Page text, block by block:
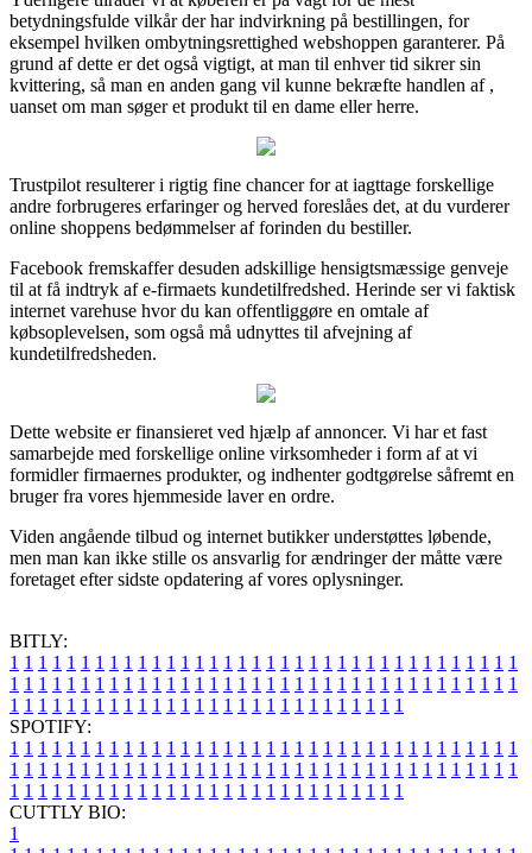
betydningsfulde vilkår der har indvirkning på bestillingen, for
eksempel hvilken ombytningsrettighed webshoppen garanterer. På
grund af dette er det også vigtigt, at man til enhver tid sikrer sin
kvittering, så man en anden gang vil kunne bekræfte handlen af ,
uanset om man søger et produkt til en dame eller herre.
Trustpilot resulterer i rigtig fine chancer for at iagttage forskellige
andre forbrugeres erfaringer og herved foreslåes det, at du vurderer
online shoppens bedømmelser af forinden du bestiller.
Facebook fremskaffer desuden adskillige hensigtsmæssige genveje
til at få indtryk af e-firmaets kundetilfredshed. Herinde ser vi faktisk
internet varehuse hvor du kan offentliggøre en omtale af
købsoplevelsen, som også må udnyttes til afvejning af
kundetilfredsheden.
Dette website er finansieret ved hjælp af annoncer. Vi har et fast
samarbejde med forskellige online virksomheder i form af at vi
formidler firmaernes produkter, og indhenter godtgørelse såfremt en
bruger fra vores hjemmeside laver en ordre.
Viden angående tilbud og internet butikker understøttes løbende,
men man kan ikke stille os ansvarlig for ændringer der måtte være
foretaget efter sidste opdatering af vores oplysninger.
BITLY:
1 1 1 1 1 1 1 1 1 1 1 1 1 1 1 1 1 1 1 1 1 1 1 1 1 1 1 1 1 1 1 1 1 1 1 1
1 1 1 1 1 1 1 1 1 1 1 1 1 1 1 1 1 1 1 1 1 1 1 1 1 1 1 1 1 1 1 1 1 1 1 1
1 1 1 1 1 1 1 1 1 1 1 1 1 1 1 1 1 1 1 1 1 1 1 1 1 1 1 1
SPOTIFY:
1 1 1 1 1 1 1 1 1 1 1 1 1 1 1 1 1 1 1 1 1 1 1 1 1 1 1 1 1 1 1 1 1 1 1 1
1 1 1 1 1 1 1 1 1 1 1 1 1 1 1 1 1 1 1 1 1 1 1 1 1 1 1 1 1 1 1 1 1 1 1 1
1 1 1 1 1 1 1 1 1 1 1 1 1 1 1 1 1 1 1 1 1 1 1 1 1 1 1 1
CUTTLY BIO:
1